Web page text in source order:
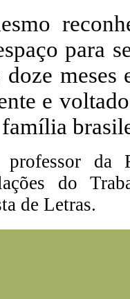
para
e
família
professor da
do
de Letras.